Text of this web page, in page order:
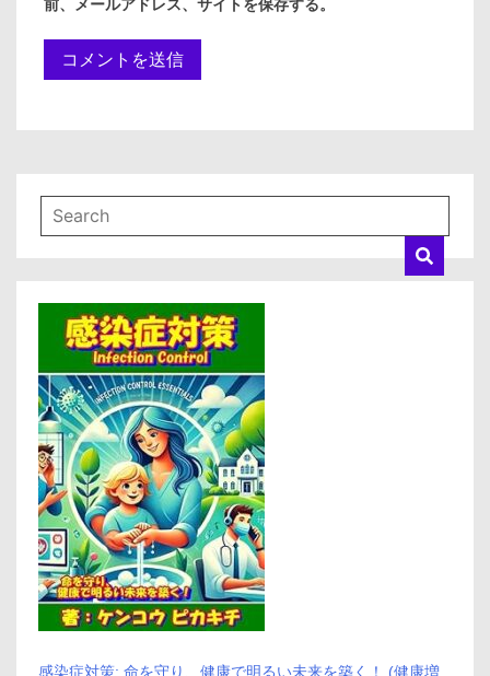
前、メールアドレス、サイトを保存する。
感染症対策: 命を守り、健康で明るい未来を築く！ (健康増